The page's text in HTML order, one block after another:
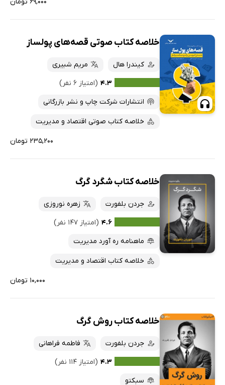
خلاصه کتاب صوتی قصه‌های پولساز
کیندرا هال
مریم شبیری
۴.۳ (امتیاز ۶ نفر)
انتشارات شرکت چاپ و نشر بازرگانی
خلاصه کتاب صوتی اقتصاد و مدیریت
۲۳۵,۲۰۰ تومان
خلاصه کتاب شگرد گرگ
جردن بلفورت
زهره نوروزی
۴.۶ (امتیاز ۱۴۷ نفر)
ماهنامه ره آورد مدیریت
خلاصه کتاب اقتصاد و مدیریت
۱۰,۰۰۰ تومان
خلاصه کتاب روش گرگ
جردن بلفورت
فاطمه فراهانی
۴.۳ (امتیاز ۱۱۴ نفر)
سبکتو